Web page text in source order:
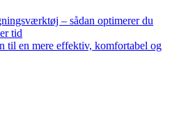
– sådan optimerer du
tid
til en mere effektiv, komfortabel og